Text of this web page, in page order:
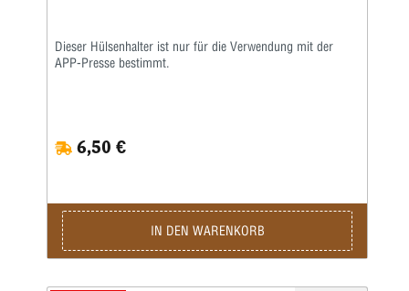
Dieser Hülsenhalter ist nur für die Verwendung mit der
APP-Presse bestimmt.
6,50 €
IN DEN WARENKORB